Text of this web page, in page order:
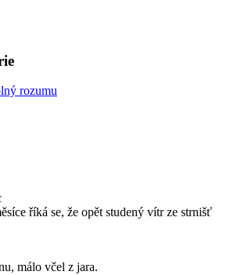
říká se, že opět studený vítr ze strnišť
málo včel z jara.